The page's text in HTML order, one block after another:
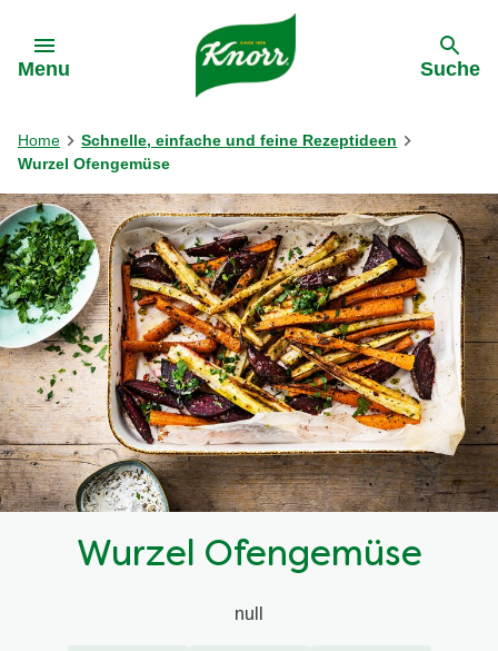
Menu Suche
Home
Schnelle, einfache und feine Rezeptideen
Wurzel Ofengemüse
Wurzel Ofengemüse
null